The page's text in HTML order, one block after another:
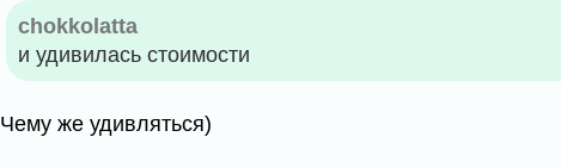
chokkolatta
и удивилась стоимости
Чему же удивляться)